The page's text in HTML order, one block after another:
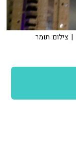
| צילום: תומר